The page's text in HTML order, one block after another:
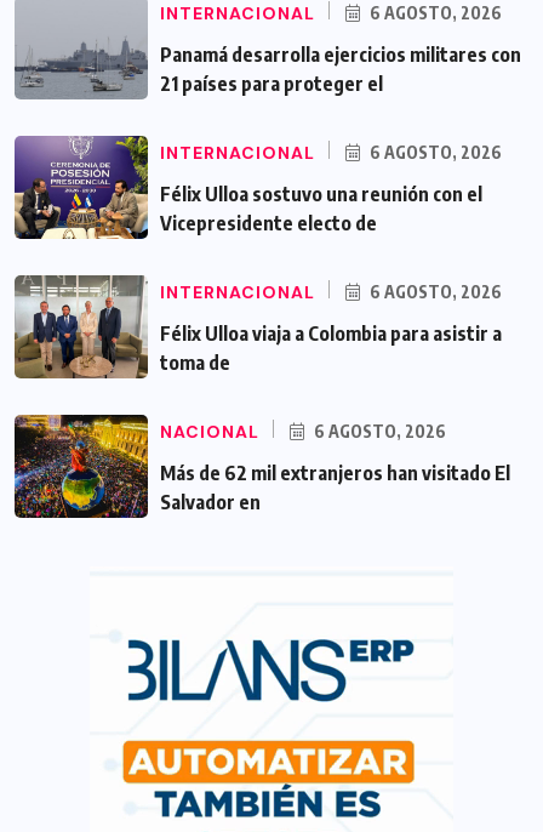
INTERNACIONAL 6 AGOSTO, 2026
Panamá desarrolla ejercicios militares con
21 países para proteger el
INTERNACIONAL 6 AGOSTO, 2026
Félix Ulloa sostuvo una reunión con el
Vicepresidente electo de
INTERNACIONAL 6 AGOSTO, 2026
Félix Ulloa viaja a Colombia para asistir a
toma de
NACIONAL 6 AGOSTO, 2026
Más de 62 mil extranjeros han visitado El
Salvador en